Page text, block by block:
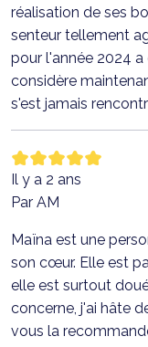
réalisation de ses
senteur tellement
pour l'année 2024 a
considère
s'est jamais
Il y a 2 ans
Par AM
Maïna est une
son cœur. Elle est
elle est surtout
concerne, j'ai hâte
vous la